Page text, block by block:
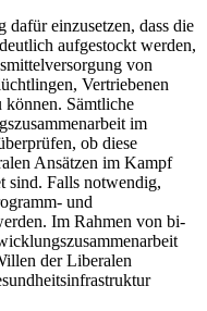
dafür einzusetzen, dass die
aufgestockt werden,
von
Vertriebenen
können. Sämtliche
im
ob diese
Ansätzen im Kampf
sind. Falls notwendig,
und
Im Rahmen von bi-
der Liberalen